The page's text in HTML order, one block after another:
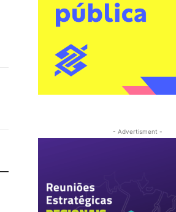
- Advertisment -